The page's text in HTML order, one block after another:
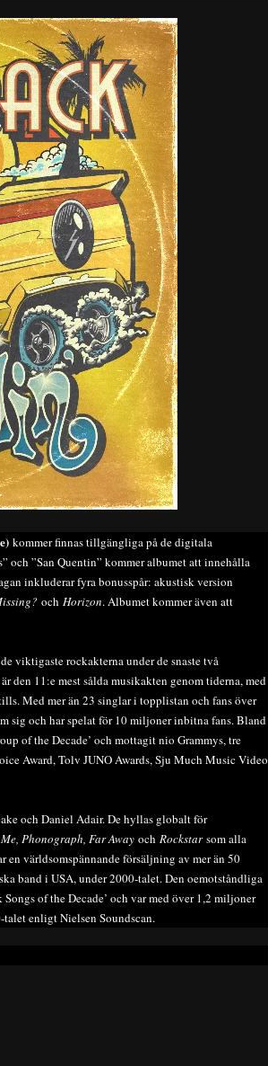
kommer finnas tillgängliga på de digitala
och ”San Quentin” kommer albumet att innehålla
inkluderar fyra bonusspår: akustisk version
och Horizon. Albumet kommer även att
viktigaste rockakterna under de snaste två
den 11:e mest sålda musikakten genom tiderna, med
Med mer än 23 singlar i topplistan och fans över
sig och har spelat för 10 miljoner inbitna fans. Bland
of the Decade’ och mottagit nio Grammys, tre
Award, Tolv JUNO Awards, Sju Much Music Video
och Daniel Adair. De hyllas globalt för
Phonograph, Far Away och Rockstarsom alla
världsomspännande försäljning av mer än 50
band i USA, under 2000-talet. Den oemotståndliga
of the Decade’ och var med över 1,2 miljoner
enligt Nielsen Soundscan.